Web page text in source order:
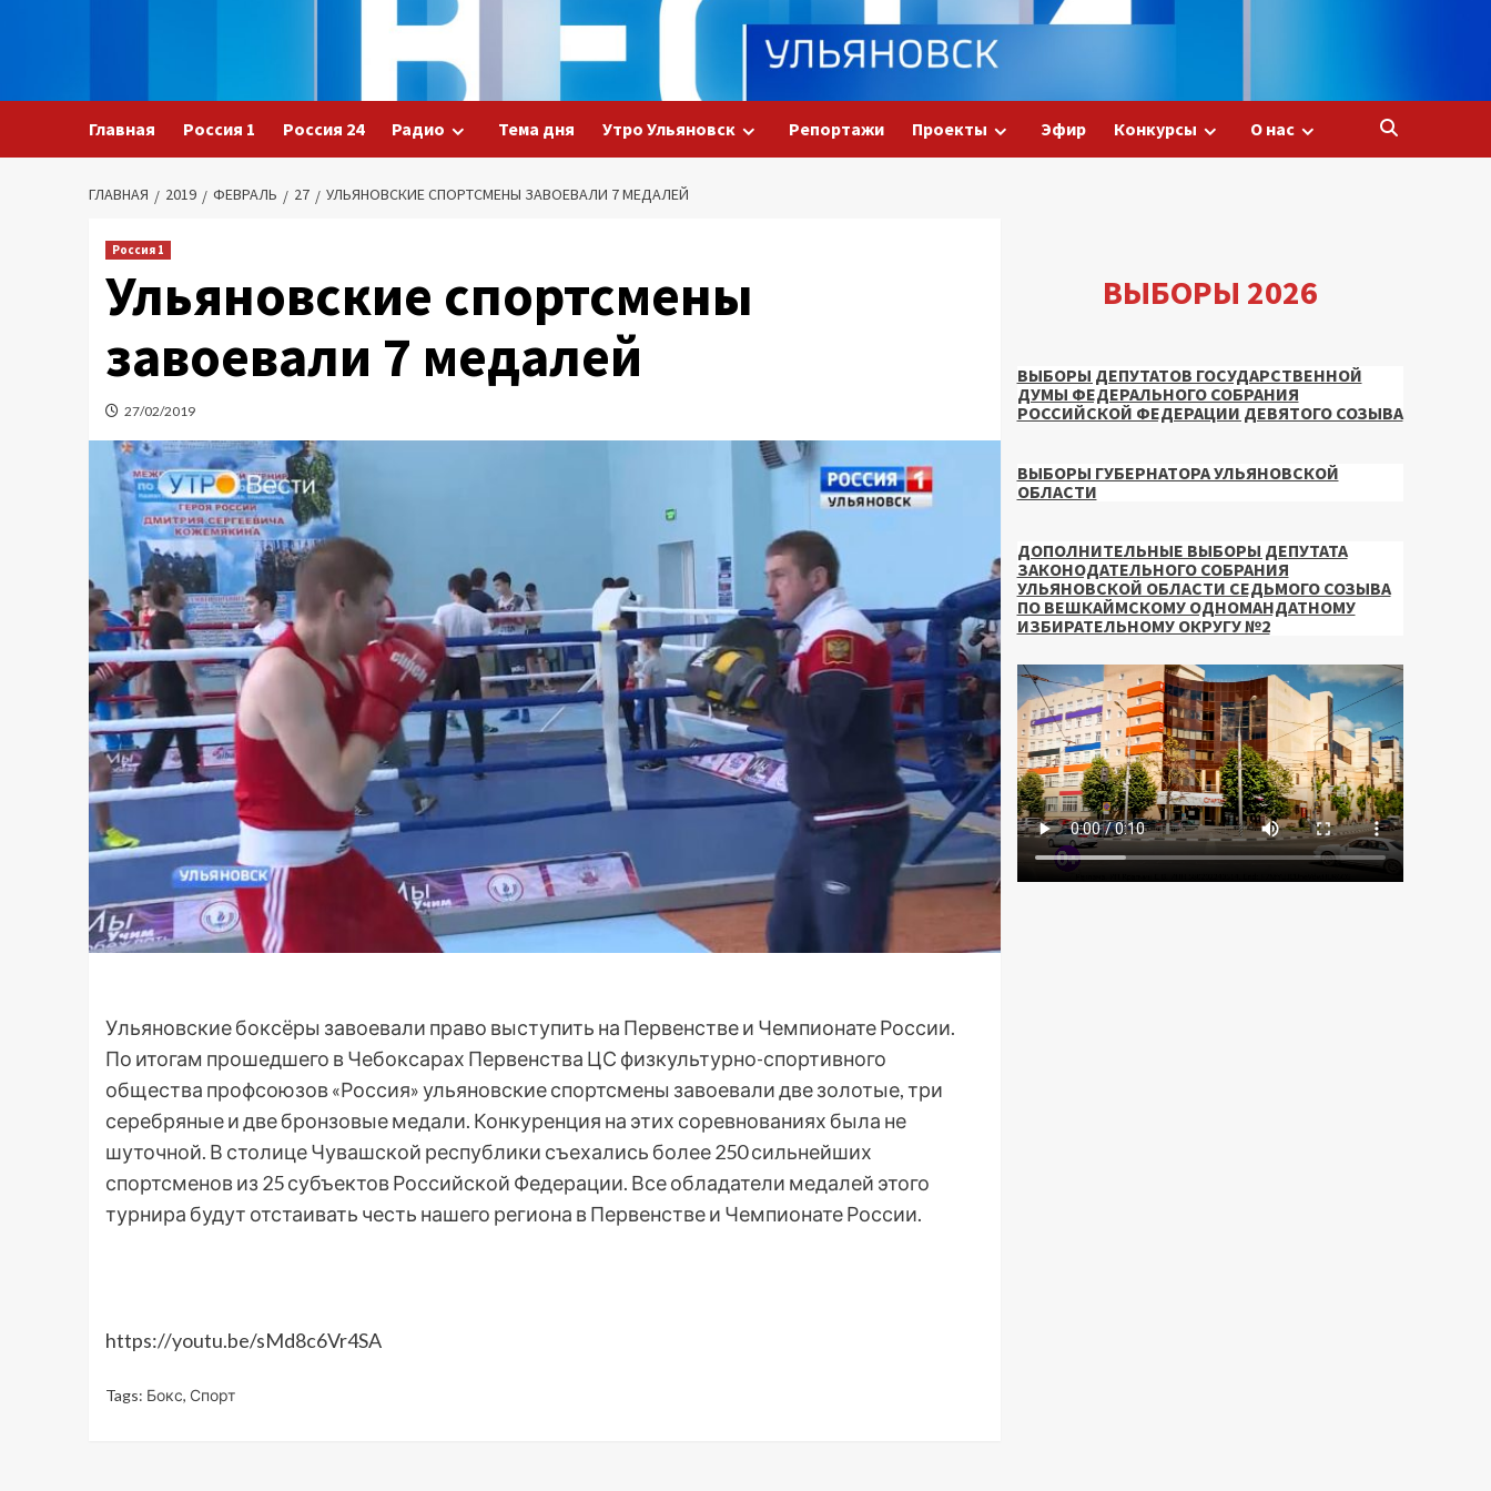
Главная Россия 1 Россия 24 Радио Тема дня Утро Ульяновск Репортажи Проекты Эфир Конкурсы О нас
ГЛАВНАЯ 2019 ФЕВРАЛЬ 27 УЛЬЯНОВСКИЕ СПОРТСМЕНЫ ЗАВОЕВАЛИ 7 МЕДАЛЕЙ
Россия 1
Ульяновские спортсмены
завоевали 7 медалей
27/02/2019
Ульяновские боксёры завоевали право выступить на Первенстве и Чемпионате России.
По итогам прошедшего в Чебоксарах Первенства ЦС физкультурно-спортивного
общества профсоюзов «Россия» ульяновские спортсмены завоевали две золотые, три
серебряные и две бронзовые медали. Конкуренция на этих соревнованиях была не
шуточной. В столице Чувашской республики съехались более 250 сильнейших
спортсменов из 25 субъектов Российской Федерации. Все обладатели медалей этого
турнира будут отстаивать честь нашего региона в Первенстве и Чемпионате России.
https://youtu.be/sMd8c6Vr4SA
Tags: Бокс, Спорт
ВЫБОРЫ 2026
ВЫБОРЫ ДЕПУТАТОВ ГОСУДАРСТВЕННОЙ
ДУМЫ ФЕДЕРАЛЬНОГО СОБРАНИЯ
РОССИЙСКОЙ ФЕДЕРАЦИИ ДЕВЯТОГО СОЗЫВА
ВЫБОРЫ ГУБЕРНАТОРА УЛЬЯНОВСКОЙ
ОБЛАСТИ
ДОПОЛНИТЕЛЬНЫЕ ВЫБОРЫ ДЕПУТАТА
ЗАКОНОДАТЕЛЬНОГО СОБРАНИЯ
УЛЬЯНОВСКОЙ ОБЛАСТИ СЕДЬМОГО СОЗЫВА
ПО ВЕШКАЙМСКОМУ ОДНОМАНДАТНОМУ
ИЗБИРАТЕЛЬНОМУ ОКРУГУ №2